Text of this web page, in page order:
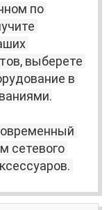
по
выберете
в
сетевого